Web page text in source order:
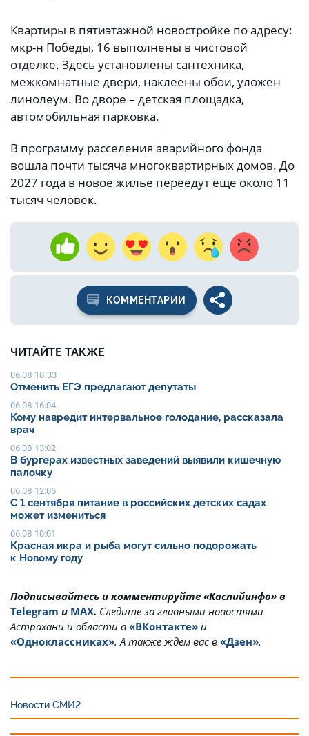
Квартиры в пятиэтажной новостройке по адресу:
мкр-н Победы, 16 выполнены в чистовой
отделке. Здесь установлены сантехника,
межкомнатные двери, наклеены обои, уложен
линолеум. Во дворе – детская площадка,
автомобильная парковка.
В программу расселения аварийного фонда
вошла почти тысяча многоквартирных домов. До
2027 года в новое жилье переедут еще около 11
тысяч человек.
КОММЕНТАРИИ
ЧИТАЙТЕ ТАКЖЕ
06.08 18:33
Отменить ЕГЭ предлагают депутаты
06.08 16:04
Кому навредит интервальное голодание, рассказала
врач
06.08 13:02
В бургерах известных заведений выявили кишечную
палочку
06.08 12:05
С 1 сентября питание в российских детских садах
может измениться
06.08 10:01
Красная икра и рыба могут сильно подорожать
к Новому году
Подписывайтесь и комментируйте «Каспийинфо» в
Telegram и MAX. Cледите за главными новостями
Астрахани и области в «ВКонтакте» и
«Одноклассниках». А также ждём вас в «Дзен».
Новости СМИ2